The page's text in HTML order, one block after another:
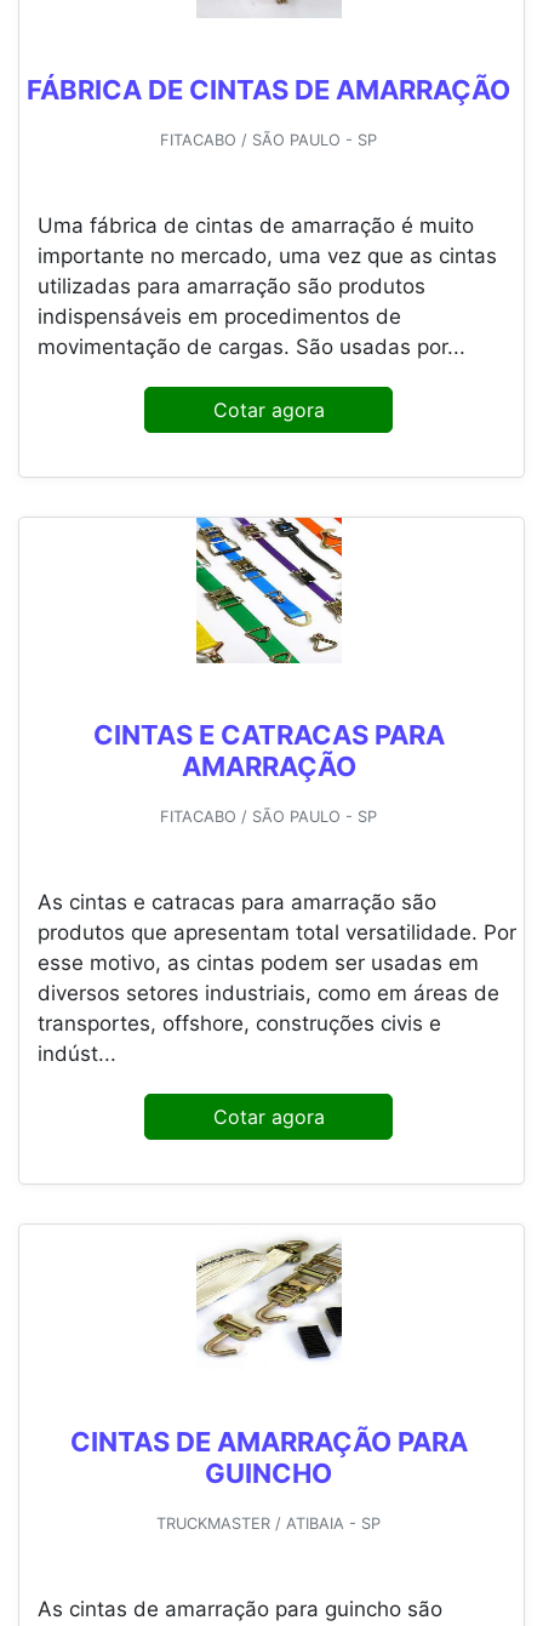
FÁBRICA DE CINTAS DE AMARRAÇÃO
FITACABO / SÃO PAULO - SP
Uma fábrica de cintas de amarração é muito
importante no mercado, uma vez que as cintas
utilizadas para amarração são produtos
indispensáveis em procedimentos de
movimentação de cargas. São usadas por...
Cotar agora
CINTAS E CATRACAS PARA
AMARRAÇÃO
FITACABO / SÃO PAULO - SP
As cintas e catracas para amarração são
produtos que apresentam total versatilidade. Por
esse motivo, as cintas podem ser usadas em
diversos setores industriais, como em áreas de
transportes, offshore, construções civis e
indúst...
Cotar agora
CINTAS DE AMARRAÇÃO PARA
GUINCHO
TRUCKMASTER / ATIBAIA - SP
As cintas de amarração para guincho são